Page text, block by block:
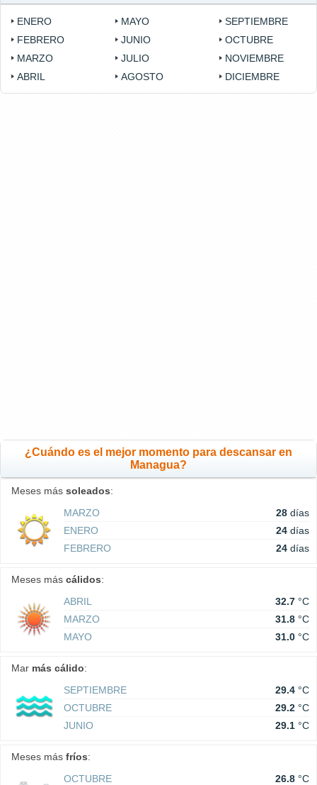
ENERO
FEBRERO
MARZO
ABRIL
MAYO
JUNIO
JULIO
AGOSTO
SEPTIEMBRE
OCTUBRE
NOVIEMBRE
DICIEMBRE
¿Cuándo es el mejor momento para descansar en
Managua?
Meses más soleados:
MARZO
28 días
ENERO
24 días
FEBRERO
24 días
Meses más cálidos:
ABRIL
32.7 °C
MARZO
31.8 °C
MAYO
31.0 °C
Mar más cálido:
SEPTIEMBRE
29.4 °C
OCTUBRE
29.2 °C
JUNIO
29.1 °C
Meses más fríos:
OCTUBRE
26.8 °C